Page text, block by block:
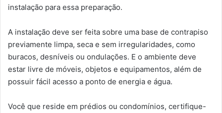
instalação para essa preparação.
A instalação deve ser feita sobre uma base de contrapiso
previamente limpa, seca e sem irregularidades, como
buracos, desníveis ou ondulações. E o ambiente deve
estar livre de móveis, objetos e equipamentos, além de
possuir fácil acesso a ponto de energia e água.
Você que reside em prédios ou condomínios, certifique-